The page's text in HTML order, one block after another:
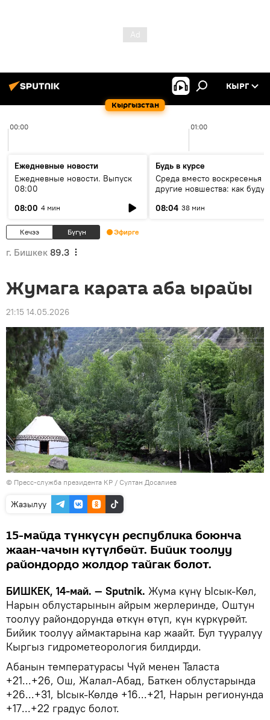
Кыргызстан
КЫРГ
00:00 01:00
Ежедневные новости
Ежедневные новости. Выпуск
08:00
08:00 4 мин
Будь в курсе
Среда вместо воскресенья и
другие новшества: как будут
08:04 38 мин
Кечээ Бүгүн Эфирге
г. Бишкек 89.3
Жумага карата аба ырайы
21:15 14.05.2026
© Пресс-служба президента КР / Султан Досалиев
Жазылуу
15-майда түнкүсүн республика боюнча
жаан-чачын күтүлбөйт. Бийик тоолуу
райондордо жолдор тайгак болот.
БИШКЕК, 14-май. — Sputnik. Жума күнү Ысык-Көл,
Нарын облустарынын айрым жерлеринде, Оштун
тоолуу райондорунда өткүн өтүп, күн күркүрөйт.
Бийик тоолуу аймактарына кар жаайт. Бул тууралуу
Кыргыз гидрометеорология билдирди.
Абанын температурасы Чүй менен Таласта
+21...+26, Ош, Жалал-Абад, Баткен облустарында
+26...+31, Ысык-Көлдө +16...+21, Нарын регионунда
+17...+22 градус болот.